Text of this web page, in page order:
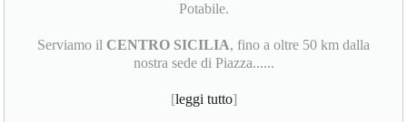
Potabile.
Serviamo il CENTRO SICILIA, fino a oltre 50 km dalla
nostra sede di Piazza......
[leggi tutto]